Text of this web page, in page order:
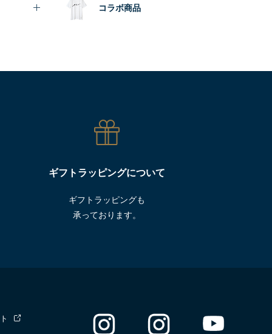
コラボ商品
ギフトラッピングについて
ギフトラッピングも
承っております。